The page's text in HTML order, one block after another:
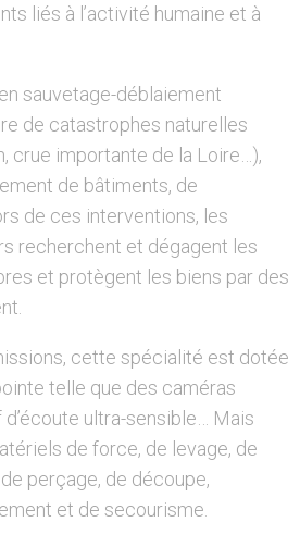
liés à l’activité humaine et à
sauvetage-déblaiement
de catastrophes naturelles
crue importante de la Loire…),
de bâtiments, de
de ces interventions, les
recherchent et dégagent les
et protègent les biens par des
cette spécialité est dotée
telle que des caméras
ultra-sensible… Mais
de force, de levage, de
perçage, de découpe,
et de secourisme.